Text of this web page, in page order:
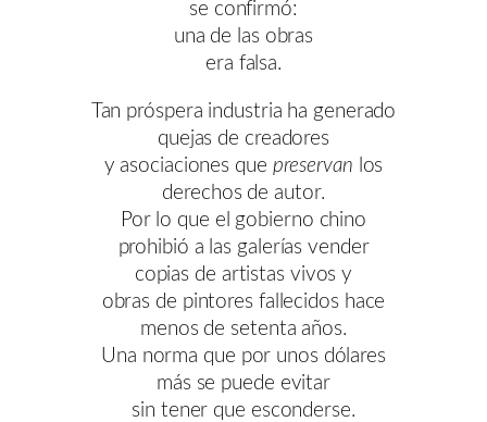
se confirmó:
una de las obras
era falsa.
Tan próspera industria ha generado
quejas de creadores
y asociaciones que preservan los
derechos de autor.
Por lo que el gobierno chino
prohibió a las galerías vender
copias de artistas vivos y
obras de pintores fallecidos hace
menos de setenta años.
Una norma que por unos dólares
más se puede evitar
sin tener que esconderse.